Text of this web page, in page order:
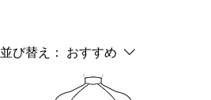
並び替え： おすすめ